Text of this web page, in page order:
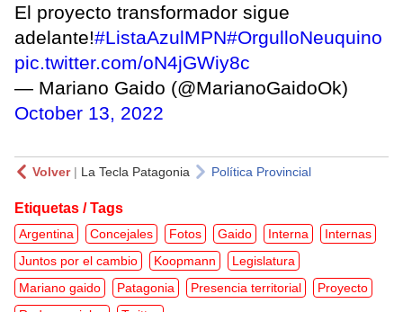
El proyecto transformador sigue
adelante!#ListaAzulMPN#OrgulloNeuquino
pic.twitter.com/oN4jGWiy8c
— Mariano Gaido (@MarianoGaidoOk)
October 13, 2022
Volver| La Tecla Patagonia Política Provincial
Etiquetas / Tags
Argentina Concejales Fotos Gaido Interna
Internas
Juntos por el cambio
Koopmann
Legislatura
Mariano gaido
Patagonia Presencia territorial
Proyecto